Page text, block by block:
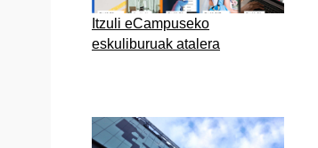
Itzuli eCampuseko
eskuliburuak atalera